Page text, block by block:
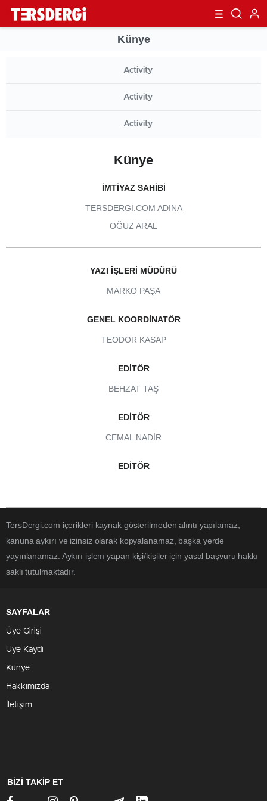
Künye
Activity
Activity
Activity
Künye
İMTIYAZ SAHIBI
TERSDERGI.COM ADINA
OĞUZ ARAL
YAZI İŞLERI MÜDÜRÜ
MARKO PAŞA
GENEL KOORDINATÖR
TEODOR KASAP
EDITÖR
BEHZAT TAŞ
EDITÖR
CEMAL NADIR
EDITÖR
TersDergi.com içerikleri kaynak gösterilmeden alıntı yapılamaz,
kanuna aykırı ve izinsiz olarak kopyalanamaz, başka yerde
yayınlanamaz. Aykırı işlem yapan kişi/kişiler için yasal başvuru hakkı
saklı tutulmaktadır.
SAYFALAR
Üye Girişi
Üye Kaydı
Künye
Hakkımızda
İletişim
BİZİ TAKİP ET